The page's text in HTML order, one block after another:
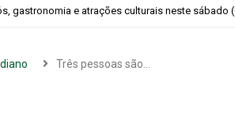
e conspiração em um suspense imprevisível
Três pessoas são…